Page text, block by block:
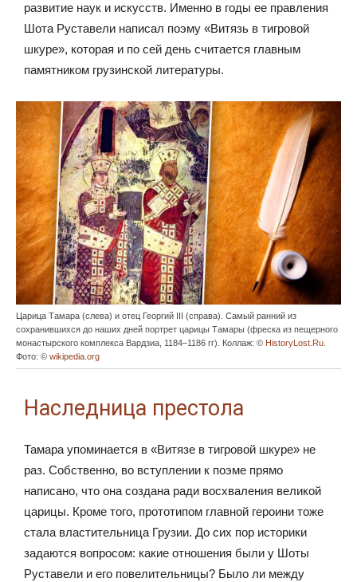
развитие наук и искусств. Именно в годы ее правления
Шота Руставели написал поэму «Витязь в тигровой
шкуре», которая и по сей день считается главным
памятником грузинской литературы.
Царица Тамара (слева) и отец Георгий III (справа). Самый ранний из
сохранившихся до наших дней портрет царицы Тамары (фреска из пещерного
монастырского комплекса Вардзиа, 1184–1186 гг). Коллаж: © HistoryLost.Ru
Фото: © wikipedia.org
Наследница престола
Тамара упоминается в «Витязе в тигровой шкуре» не
раз. Собственно, во вступлении к поэме прямо
написано, что она создана ради восхваления великой
царицы. Кроме того, прототипом главной героини тоже
стала властительница Грузии. До сих пор историки
задаются вопросом: какие отношения были у Шоты
Руставели и его повелительницы? Было ли между